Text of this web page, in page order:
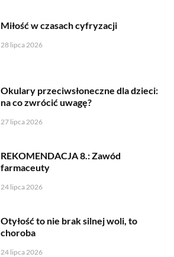
Miłość w czasach cyfryzacji
28 lipca 2026
Okulary przeciwsłoneczne dla dzieci:
na co zwrócić uwagę?
27 lipca 2026
REKOMENDACJA 8.: Zawód
farmaceuty
24 lipca 2026
Otyłość to nie brak silnej woli, to
choroba
24 lipca 2026